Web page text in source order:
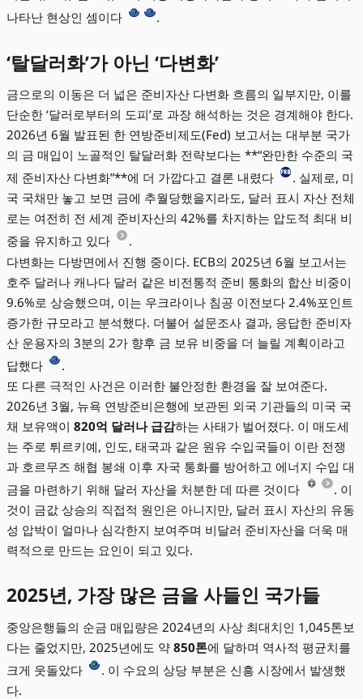
나타난 현상인 셈이다
.
‘탈달러화’가 아닌 ‘다변화’
금으로의 이동은 더 넓은 준비자산 다변화 흐름의 일부지만, 이를
단순한 ‘달러로부터의 도피’로 과장 해석하는 것은 경계해야 한다.
2026년 6월 발표된 한 연방준비제도(Fed) 보고서는 대부분 국가
의 금 매입이 노골적인 탈달러화 전략보다는 **“완만한 수준의 국
제 준비자산 다변화”**에 더 가깝다고 결론 내렸다
. 실제로, 미
국 국채만 놓고 보면 금에 추월당했을지라도, 달러 표시 자산 전체
로는 여전히 전 세계 준비자산의 42%를 차지하는 압도적 최대 비
중을 유지하고 있다
.
다변화는 다방면에서 진행 중이다. ECB의 2025년 6월 보고서는
호주 달러나 캐나다 달러 같은 비전통적 준비 통화의 합산 비중이
9.6%로 상승했으며, 이는 우크라이나 침공 이전보다 2.4%포인트
증가한 규모라고 분석했다. 더불어 설문조사 결과, 응답한 준비자
산 운용자의 3분의 2가 향후 금 보유 비중을 더 늘릴 계획이라고
답했다
.
또 다른 극적인 사건은 이러한 불안정한 환경을 잘 보여준다.
2026년 3월, 뉴욕 연방준비은행에 보관된 외국 기관들의 미국 국
채 보유액이 820억 달러나 급감하는 사태가 벌어졌다. 이 매도세
는 주로 튀르키예, 인도, 태국과 같은 원유 수입국들이 이란 전쟁
과 호르무즈 해협 봉쇄 이후 자국 통화를 방어하고 에너지 수입 대
금을 마련하기 위해 달러 자산을 처분한 데 따른 것이다
. 이
것이 금값 상승의 직접적 원인은 아니지만, 달러 표시 자산의 유동
성 압박이 얼마나 심각한지 보여주며 비달러 준비자산을 더욱 매
력적으로 만드는 요인이 되고 있다.
2025년, 가장 많은 금을 사들인 국가들
중앙은행들의 순금 매입량은 2024년의 사상 최대치인 1,045톤보
다는 줄었지만, 2025년에도 약 850톤에 달하며 역사적 평균치를
크게 웃돌았다
. 이 수요의 상당 부분은 신흥 시장에서 발생했
다.